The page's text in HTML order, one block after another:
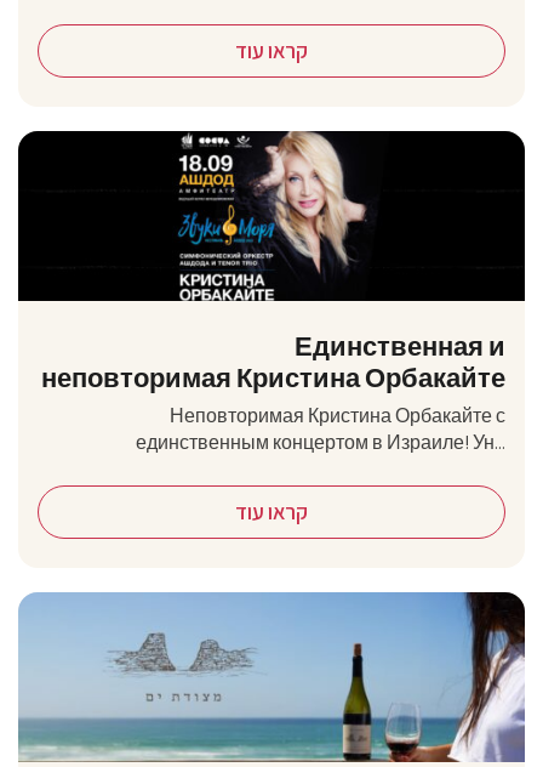
קראו עוד
Единственная и
неповторимая Кристина Орбакайте
Неповторимая Кристина Орбакайте с
единственным концертом в Израиле! Ун...
קראו עוד